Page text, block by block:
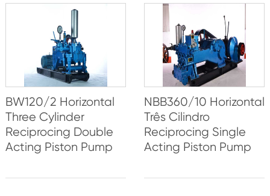
BW120/2 Horizontal
Three Cylinder
Reciprocing Double
Acting Piston Pump
NBB360/10 Horizontal
Três Cilindro
Reciprocing Single
Acting Piston Pump